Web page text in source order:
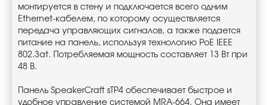
монтируется в стену и подключается всего одним
Ethernet-кабелем, по которому осуществляется
передача управляющих сигналов, а также подается
питание на панель, используя технологию PoE IEEE
802.3at. Потребляемая мощность составляет 13 Вт при
48 В.
Панель SpeakerCraft sTP4 обеспечивает быстрое и
удобное управление системой MRA-664. Она имеет